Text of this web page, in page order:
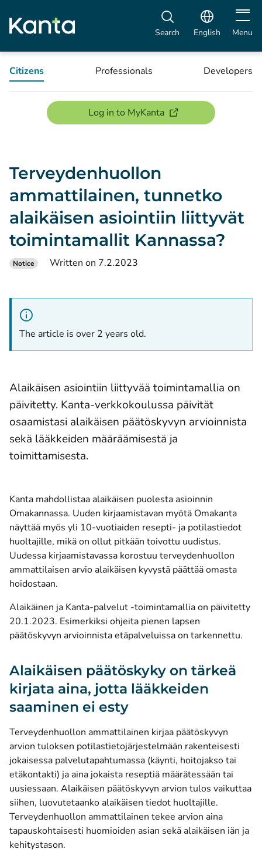
Search English Open
Menu
Citizens Professionals Developers
Log in to MyKanta(opens new window)
Terveydenhuollon
ammattilainen, tunnetko
alaikäisen asiointiin liittyvät
toimintamallit Kannassa?
Notice Written on 7.2.2023
The article is over 2 years old.
Alaikäisen asiointiin liittyvää toimintamallia on
päivitetty. Kanta-verkkokoulussa päivität
osaamistasi alaikäisen päätöskyvyn arvioinnista
sekä lääkkeiden määräämisestä ja
toimittamisesta.
Kanta mahdollistaa alaikäisen puolesta asioinnin
Omakannassa. Uuden kirjaamistavan myötä Omakanta
näyttää myös yli 10-vuotiaiden resepti- ja potilastiedot
huoltajille, mikä on ollut pitkään toivottu uudistus.
Uudessa kirjaamistavassa korostuu terveydenhuollon
ammattilaisen arvio alaikäisen kyvystä päättää omasta
hoidostaan.
Alaikäinen ja Kanta-palvelut -toimintamallia on päivitetty
20.1.2023. Esimerkiksi ohjeita pienen lapsen
päätöskyvyn arvioinnista etäpalveluissa on tarkennettu.
Alaikäisen päätöskyky on tärkeä
kirjata aina, jotta lääkkeiden
saaminen ei esty
Terveydenhuollon ammattilainen kirjaa päätöskyvyn
arvion tuloksen potilastietojärjestelmään rakenteisesti
jokaisessa palvelutapahtumassa (käynti, hoitojakso tai
etäkontakti) ja aina jokaista reseptiä määrätessään tai
uusiessaan. Alaikäisen päätöskyvyn arvion tulos vaikuttaa
siihen, luovutetaanko alaikäisen tiedot huoltajille.
Terveydenhuollon ammattilainen tekee arvion aina
tapauskohtaisesti huomioiden asian sekä alaikäisen iän ja
kehitystason.